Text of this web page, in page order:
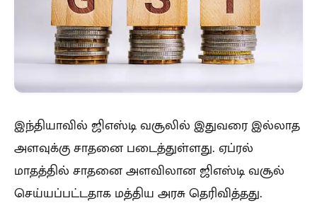
இந்தியாவில் ஜிஎஸ்டி வசூலில் இதுவரை இல்லாத
அளவுக்கு சாதனை படைத்துள்ளது. ஏப்ரல்
மாதத்தில் சாதனை அளவிலான ஜிஎஸ்டி வசூல்
செய்யப்பட்டதாக மத்திய அரசு தெரிவித்தது.